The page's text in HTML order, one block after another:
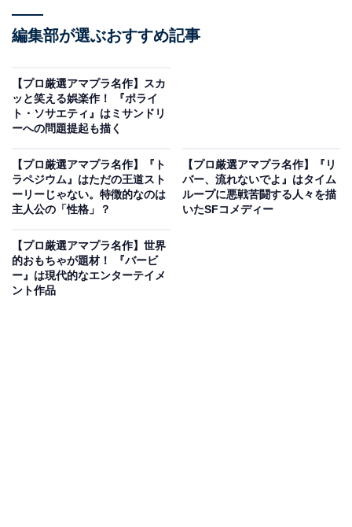
室町無頼
Amazonで見る
2025年に公開された映画『室町無頼』。Amazonプライ
ム会員であれば、誰でも無料で楽しむことが可能です。
編集部が選ぶおすすめ記事
【プロ厳選アマプラ名作】スカ
ッと笑える娯楽作！ 『ポライ
ト・ソサエティ』はミサンドリ
ーへの問題提起も描く
【プロ厳選アマプラ名作】『ト
ラペジウム』はただの王道スト
ーリーじゃない。特徴的なのは
主人公の「性格」？
【プロ厳選アマプラ名作】『リ
バー、流れないでよ』はタイム
ループに悪戦苦闘する人々を描
いたSFコメディー
【プロ厳選アマプラ名作】世界
的おもちゃが題材！ 『バービ
ー』は現代的なエンターテイメ
ント作品